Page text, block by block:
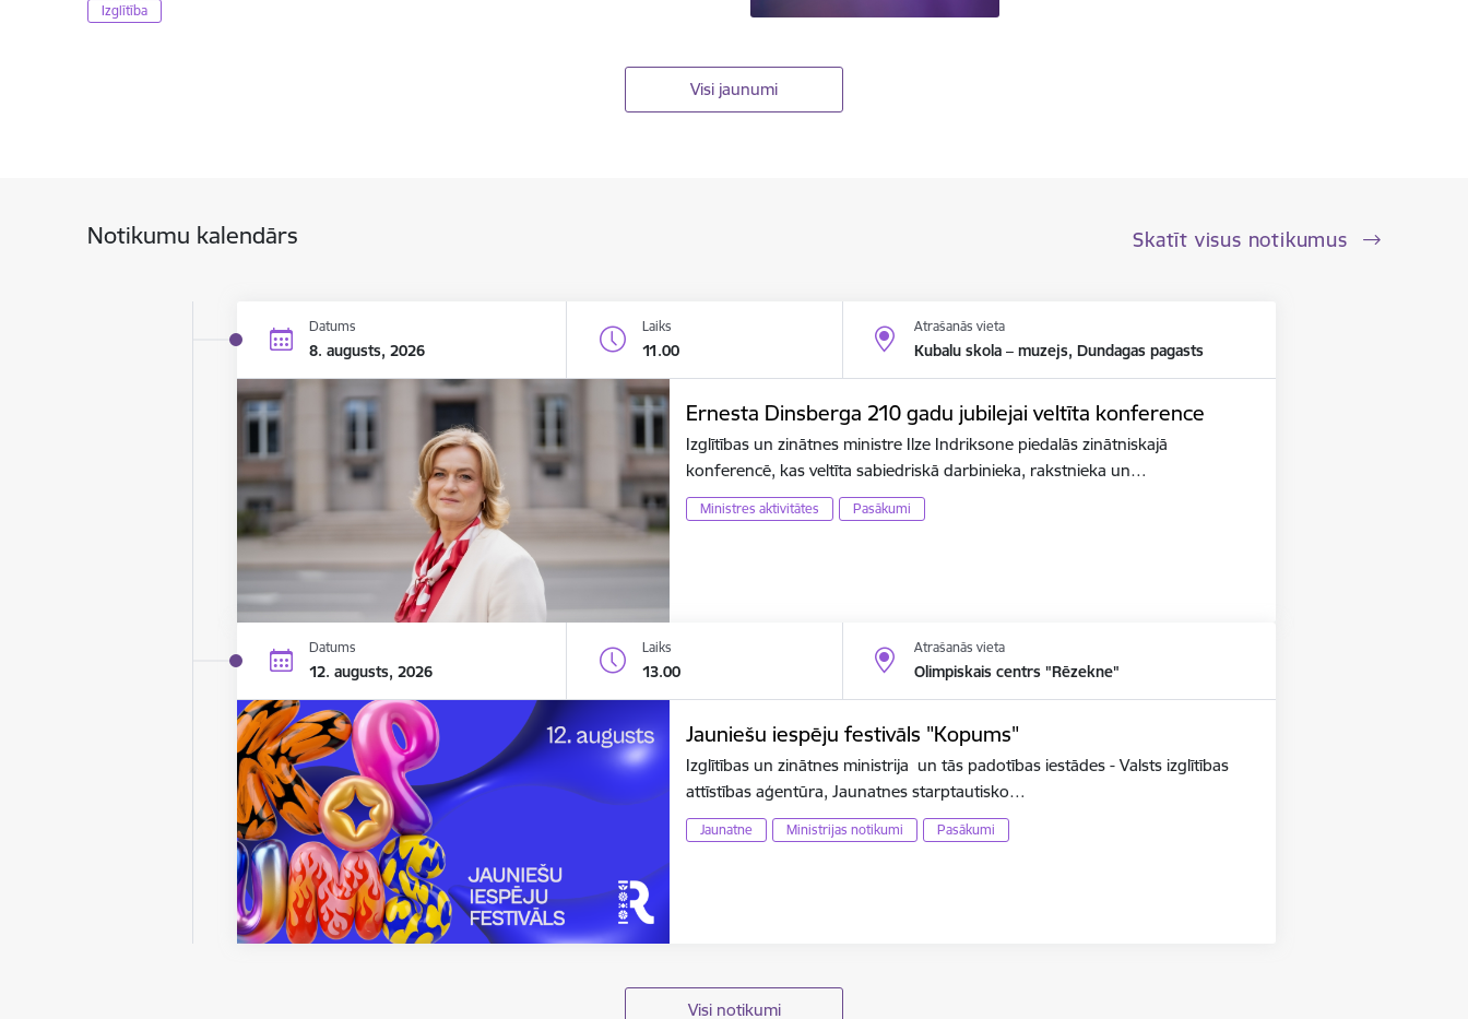
Izglītība
Visi jaunumi
Notikumu kalendārs Skatīt visus notikumus
Datums
8. augusts, 2026
Laiks
11.00
Atrašanās vieta
Kubalu skola – muzejs, Dundagas pagasts
Ernesta Dinsberga 210 gadu jubilejai veltīta konference
Izglītības un zinātnes ministre Ilze Indriksone piedalās zinātniskajā
konferencē, kas veltīta sabiedriskā darbinieka, rakstnieka un…
Ministres aktivitātes Pasākumi
Datums
12. augusts, 2026
Laiks
13.00
Atrašanās vieta
Olimpiskais centrs "Rēzekne"
Jauniešu iespēju festivāls "Kopums"
Izglītības un zinātnes ministrija un tās padotības iestādes - Valsts izglītības
attīstības aģentūra, Jaunatnes starptautisko…
Jaunatne Ministrijas notikumi Pasākumi
Visi notikumi